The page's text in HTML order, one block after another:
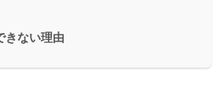
きない理由